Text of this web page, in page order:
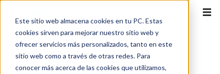
Este sitio web almacena cookies en tu PC. Estas
cookies sirven para mejorar nuestro sitio web y
ofrecer servicios más personalizados, tanto en este
sitio web como a través de otras redes. Para
conocer más acerca de las cookies que utilizamos,
Destacado